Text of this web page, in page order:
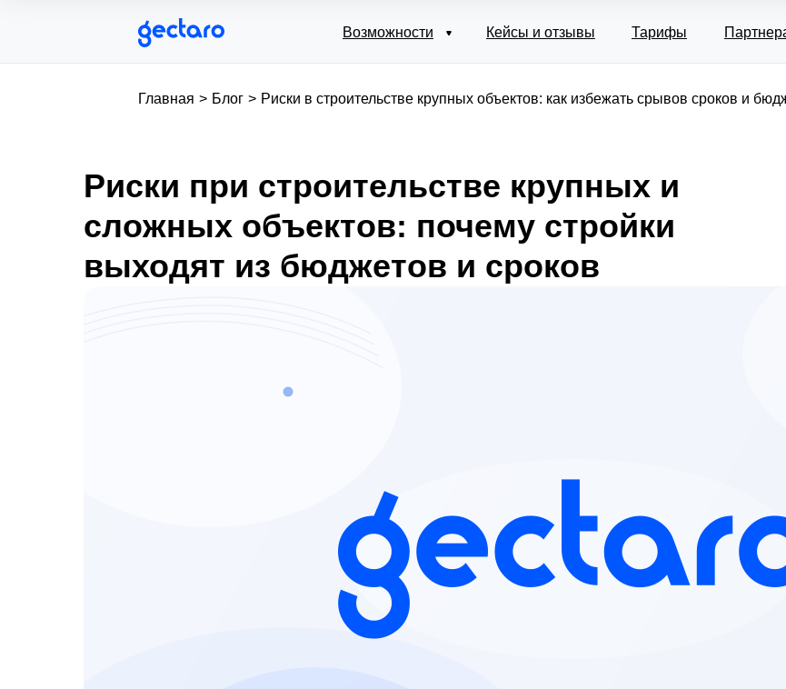
Возможности Кейсы и отзывы Тарифы
Главная > Блог > Риски в строительстве крупных объектов: как избежать срывов сроков и
Риски при строительстве крупных и
сложных объектов: почему стройки
выходят из бюджетов и сроков